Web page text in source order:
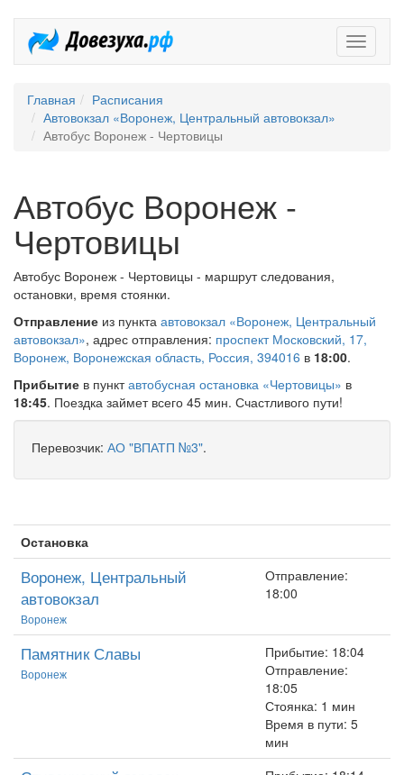
Главная
Расписания
Автовокзал «Воронеж, Центральный автовокзал»
Автобус Воронеж - Чертовицы
Автобус Воронеж -
Чертовицы
Автобус Воронеж - Чертовицы - маршрут следования,
остановки, время стоянки.
Отправление из пункта автовокзал «Воронеж, Центральный
автовокзал», адрес отправления: проспект Московский, 17,
Воронеж, Воронежская область, Россия, 394016 в 18:00.
Прибытие в пунктавтобусная остановка «Чертовицы» в
18:45. Поездка займет всего 45 мин. Счастливого пути!
Перевозчик: АО "ВПАТП №3".
Остановка
Воронеж, Центральный
автовокзал
Воронеж
Отправление:
18:00
Памятник Славы
Воронеж
Прибытие: 18:04
Отправление:
18:05
Стоянка: 1 мин
Время в пути: 5
мин